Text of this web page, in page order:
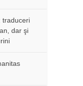
traduceri
dar şi